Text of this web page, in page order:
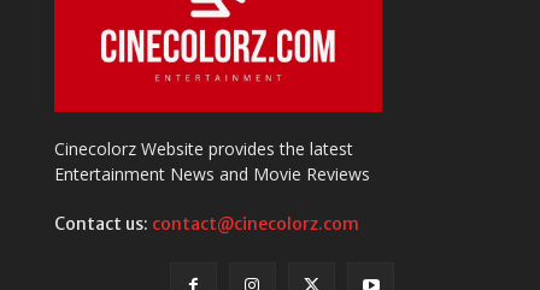
Cinecolorz Website provides the latest
Entertainment News and Movie Reviews
Contact us: contact@cinecolorz.com